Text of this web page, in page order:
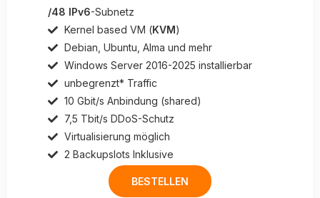
/48 IPv6-Subnetz
Kernel based VM (KVM)
Debian, Ubuntu, Alma und mehr
Windows Server 2016-2025 installierbar
unbegrenzt* Traffic
10 Gbit/s Anbindung (shared)
7,5 Tbit/s DDoS-Schutz
Virtualisierung möglich
2 Backupslots Inklusive
BESTELLEN